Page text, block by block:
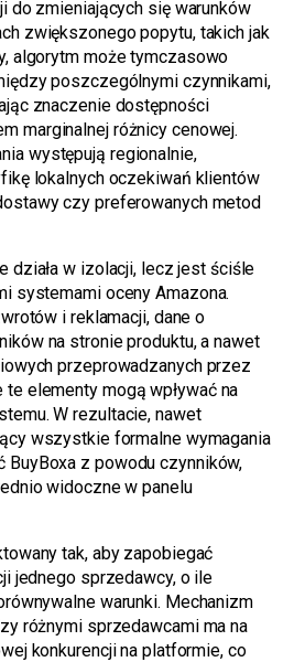
do zmieniających się warunków
zwiększonego popytu, takich jak
algorytm może tymczasowo
poszczególnymi czynnikami,
znaczenie dostępności
marginalnej różnicy cenowej.
występują regionalnie,
lokalnych oczekiwań klientów
czy preferowanych metod
działa w izolacji, lecz jest ściśle
systemami oceny Amazona.
i reklamacji, dane o
na stronie produktu, a nawet
przeprowadzanych przez
elementy mogą wpływać na
W rezultacie, nawet
wszystkie formalne wymagania
z powodu czynników,
widoczne w panelu
tak, aby zapobiegać
jednego sprzedawcy, o ile
warunki. Mechanizm
różnymi sprzedawcami ma na
konkurencji na platformie, co